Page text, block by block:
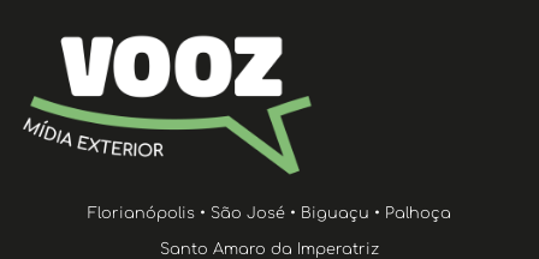
Florianópolis • São José • Biguaçu • Palhoça
Santo Amaro da Imperatriz